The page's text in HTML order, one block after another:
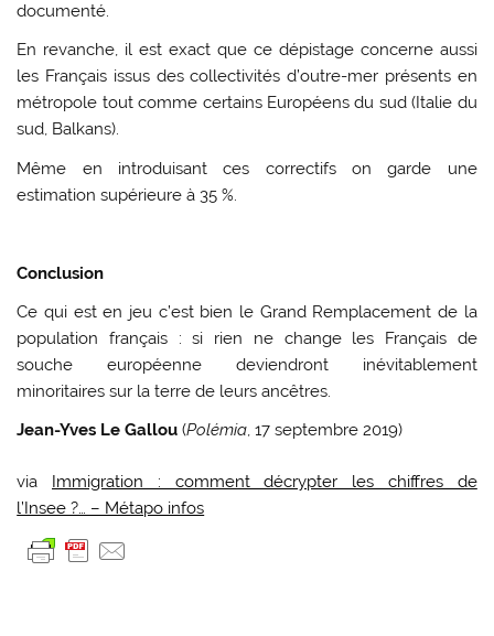
documenté.
En revanche, il est exact que ce dépistage concerne aussi
les Français issus des collectivités d’outre-mer présents en
métropole tout comme certains Européens du sud (Italie du
sud, Balkans).
Même en introduisant ces correctifs on garde une
estimation supérieure à 35 %.
Conclusion
Ce qui est en jeu c’est bien le Grand Remplacement de la
population français : si rien ne change les Français de
souche européenne deviendront inévitablement
minoritaires sur la terre de leurs ancêtres.
Jean-Yves Le Gallou(Polémia, 17 septembre 2019)
via Immigration : comment décrypter les chiffres de
l’Insee ?… – Métapo infos